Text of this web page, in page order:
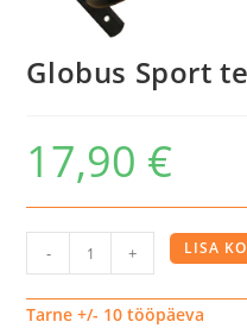
Globus Sport
17,90 €
Sport
tekipuu
- + LISA
Tarne +/- 10 tööpäeva